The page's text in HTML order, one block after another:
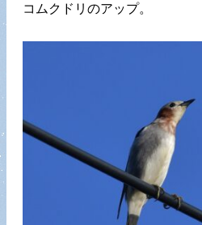
コムクドリのアップ。